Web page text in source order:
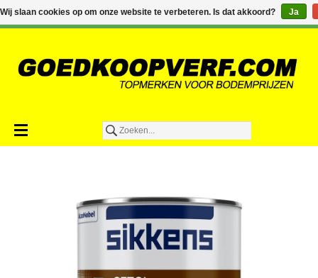
€0,00
Toevoegen aan winkelwagen
Wij slaan cookies op om onze website te verbeteren. Is dat akkoord? Ja